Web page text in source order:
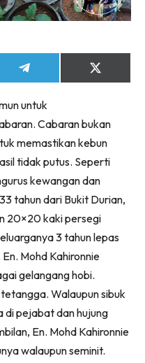
Share
on
Share
on
untuk
Cabaran bukan
memastikan kebun
tidak putus. Seperti
kewangan dan
33 tahun dari Bukit Durian,
20×20 kaki persegi
3 tahun lepas
Mohd Kahironnie
gelangang hobi.
Walaupun sibuk
di pejabat dan hujung
En. Mohd Kahironnie
walaupun seminit.